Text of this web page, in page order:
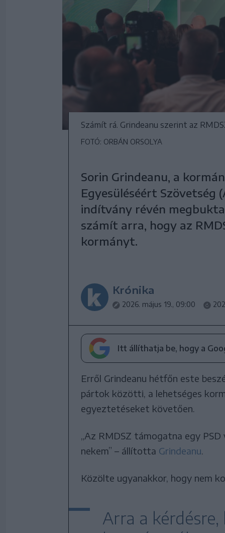
Számít rá. Grindeanu szerint az
FOTÓ: ORBÁN ORSOLYA
Sorin Grindeanu, a
Egyesüléséért Szövetség
indítvány révén
számít arra, hogy az
kormányt.
Krónika
2026. május 19., 09:00
Itt állíthatja be, hogy a
Erről Grindeanu hétfőn este
pártok közötti, a lehetséges
egyeztetéseket követően.
„Az RMDSZ támogatna egy
nekem” – állította Grindeanu.
Közölte ugyanakkor, hogy nem
Arra a kérdésre,